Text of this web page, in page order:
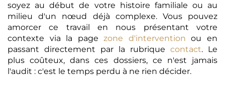
soyez au début de votre histoire familiale ou au
milieu d'un nœud déjà complexe. Vous pouvez
amorcer ce travail en nous présentant votre
contexte via la pagezone d'intervention ou en
passant directement par la rubrique contact. Le
plus coûteux, dans ces dossiers, ce n'est jamais
l'audit : c'est le temps perdu à ne rien décider.